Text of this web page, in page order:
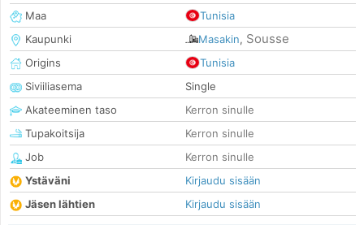
Maa
Tunisia
Kaupunki
Masakin, Sousse
Origins
Tunisia
Siviiliasema
Single
Akateeminen taso
Kerron sinulle
Tupakoitsija
Kerron sinulle
Job
Kerron sinulle
Ystäväni
Kirjaudu sisään
Jäsen lähtien
Kirjaudu sisään